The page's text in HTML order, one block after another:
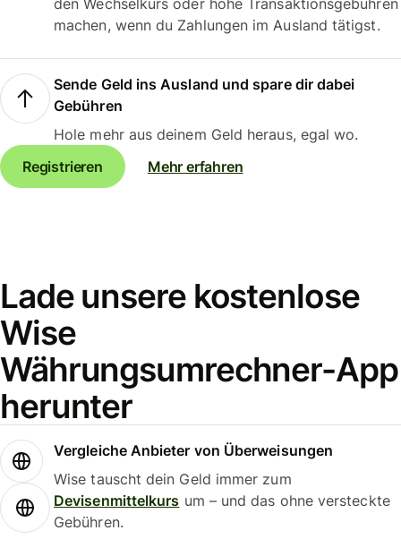
den Wechselkurs oder hohe Transaktionsgebühren
machen, wenn du Zahlungen im Ausland tätigst.
Sende Geld ins Ausland und spare dir dabei
Gebühren
Hole mehr aus deinem Geld heraus, egal wo.
Registrieren
Mehr erfahren
Lade unsere kostenlose
Wise
Währungsumrechner-App
herunter
Vergleiche Anbieter von Überweisungen
Wise tauscht dein Geld immer zum
Devisenmittelkurs um – und das ohne versteckte
Gebühren.